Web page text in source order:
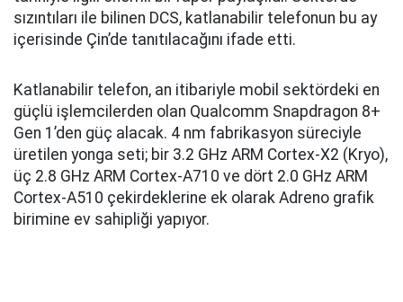
sızıntıları ile bilinen DCS, katlanabilir telefonun bu ay
içerisinde Çin’de tanıtılacağını ifade etti.
Katlanabilir telefon, an itibariyle mobil sektördeki en
güçlü işlemcilerden olan Qualcomm Snapdragon 8+
Gen 1’den güç alacak. 4 nm fabrikasyon süreciyle
üretilen yonga seti; bir 3.2 GHz ARM Cortex-X2 (Kryo),
üç 2.8 GHz ARM Cortex-A710 ve dört 2.0 GHz ARM
Cortex-A510 çekirdeklerine ek olarak Adreno grafik
birimine ev sahipliği yapıyor.